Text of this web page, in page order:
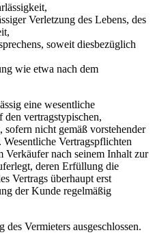
Verletzung des Lebens, des
soweit diesbezüglich
wie etwa nach dem
eine wesentliche
vertragstypischen,
sofern nicht gemäß vorstehender
Vertragspflichten
Verkäufer nach seinem Inhalt zur
deren Erfüllung die
Vertrags überhaupt erst
der Kunde regelmäßig
Vermieters ausgeschlossen.